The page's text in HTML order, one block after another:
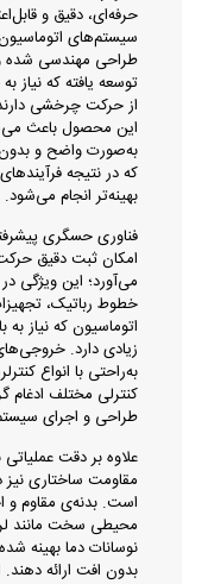
حرفه‌ای، دقیق و
سیستم‌های
طراحی مهندسی‌ شده و
توسعه یافته که نیاز
از حرکت چرخشی
این محصول باعث
به‌صورت واضح و بدون
که در نتیجه
بهینه‌تر انجام می‌شود.
امکان ثبت دقیق
خطوط رباتیک،
اتوماسیون که نیاز به
زیادی دارد.
به‌راحتی با انواع
کنترلی مختلف ادغام
طراحی و اجرای
مقاومت ساختاری
است. بدنه‌ی مقاوم و
محیطی سخت مانند
نوسانات دما بهینه
بدون افت ارائه